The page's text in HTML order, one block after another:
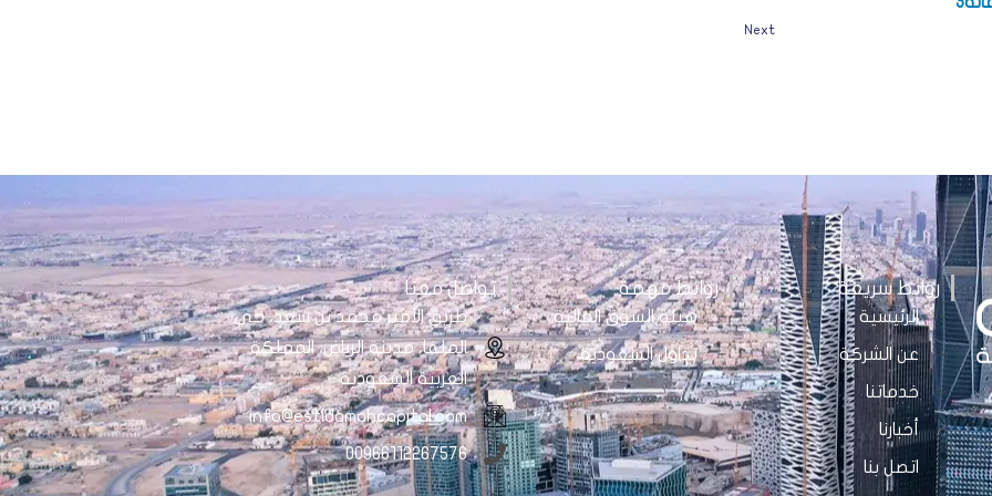
Next
روابط سريعة
الرئيسية
عن الشركة
خدماتنا
أخبارنا
اتصل بنا
روابط مهمة
هيئة السوق المالية
تداول السعودية
تواصل معنا
طريق الأمير محمد بن سعد، حي
الملقا، مدينة الرياض، المملكة
العربية السعودية
info@estidamahcapital.com
00966112267576